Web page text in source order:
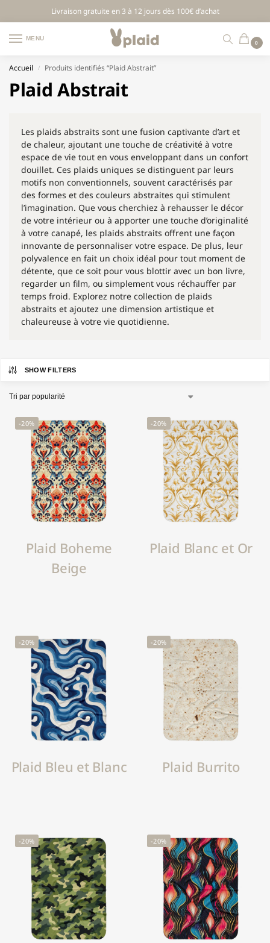
Livraison gratuite en 3 à 12 jours dès 100€ d’achat
MENU
0
Accueil / Produits identifiés “Plaid Abstrait”
Plaid Abstrait
Les plaids abstraits sont une fusion captivante d’art et
de chaleur, ajoutant une touche de créativité à votre
espace de vie tout en vous enveloppant dans un confort
douillet. Ces plaids uniques se distinguent par leurs
motifs non conventionnels, souvent caractérisés par
des formes et des couleurs abstraites qui stimulent
l’imagination. Que vous cherchiez à rehausser le décor
de votre intérieur ou à apporter une touche d’originalité
à votre canapé, les plaids abstraits offrent une façon
innovante de personnaliser votre espace. De plus, leur
polyvalence en fait un choix idéal pour tout moment de
détente, que ce soit pour vous blottir avec un bon livre,
regarder un film, ou simplement vous réchauffer par
temps froid. Explorez notre collection de plaids
abstraits et ajoutez une dimension artistique et
chaleureuse à votre vie quotidienne.
SHOW FILTERS
-20%
Plaid Boheme
Beige
-20%
Plaid Blanc et Or
-20%
Plaid Bleu et Blanc
-20%
Plaid Burrito
-20% -20%